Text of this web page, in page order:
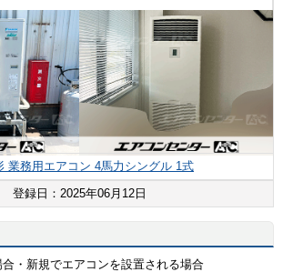
業務用エアコン 4馬力シングル 1式
登録日：2025年06月12日
・新規でエアコンを設置される場合